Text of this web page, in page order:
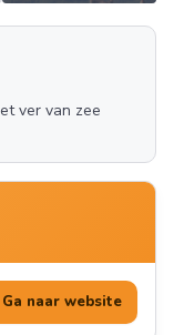
ver van zee
Ga naar website